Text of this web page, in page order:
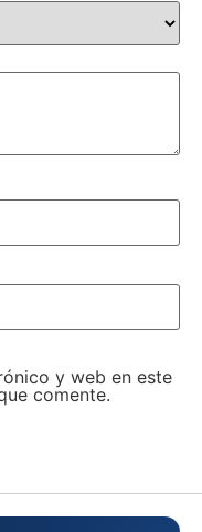
y web en este
comente.